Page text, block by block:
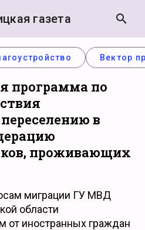
газета search
Вектор
программа по
в
проживающих
миграции ГУ МВД
области
от иностранных граждан